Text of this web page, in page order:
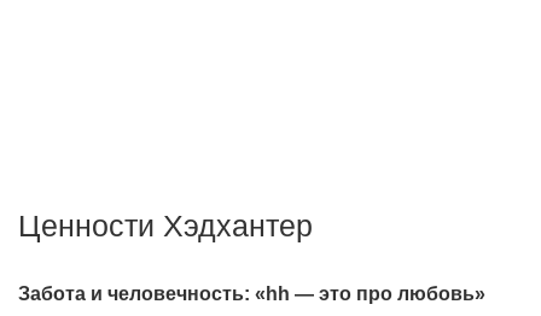
Ценности Хэдхантер
Забота и человечность: «hh — это про любовь»